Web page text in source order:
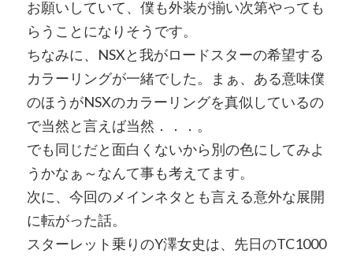
お願いしていて、僕も外装が揃い次第やっても
らうことになりそうです。
ちなみに、NSXと我がロードスターの希望する
カラーリングが一緒でした。まぁ、ある意味僕
のほうがNSXのカラーリングを真似しているの
で当然と言えば当然．．．。
でも同じだと面白くないから別の色にしてみよ
うかなぁ～なんて事も考えてます。
次に、今回のメインネタとも言える意外な展開
に転がった話。
スターレット乗りのY澤女史は、先日のTC1000